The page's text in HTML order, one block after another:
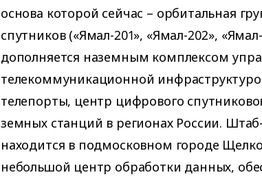
основа которой сейчас – орбитальная
спутников («Ямал-201», «Ямал-202»,
дополняется наземным комплексом
телекоммуникационной
телепорты, центр цифрового
земных станций в регионах России.
находится в подмосковном городе
небольшой центр обработки данных,